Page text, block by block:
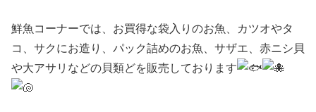
鮮魚コーナーでは、お買得な袋入りのお魚、カツオやタ
コ、サクにお造り、パック詰めのお魚、サザエ、赤ニシ貝
や大アサリなどの貝類どを販売しております